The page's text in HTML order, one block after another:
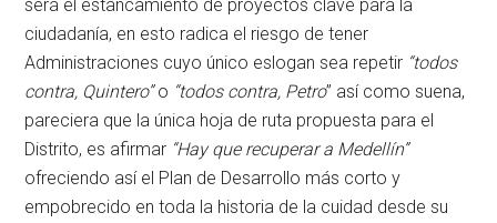
será el estancamiento de proyectos clave para la
ciudadanía, en esto radica el riesgo de tener
Administraciones cuyo único eslogan sea repetir “todos
contra, Quintero”o “todos contra, Petro” así como suena,
pareciera que la única hoja de ruta propuesta para el
Distrito, es afirmar “Hay que recuperar a Medellín”
ofreciendo así el Plan de Desarrollo más corto y
empobrecido en toda la historia de la cuidad desde su